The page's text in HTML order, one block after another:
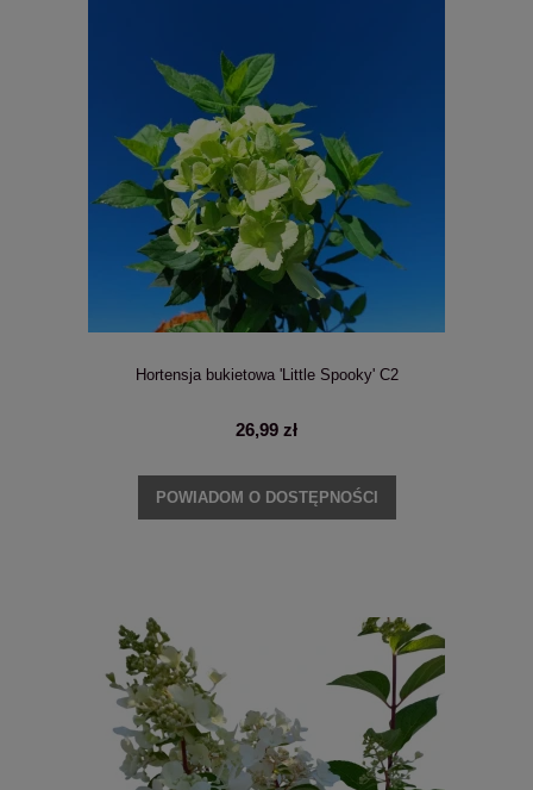
Hortensja bukietowa 'Little Spooky' C2
26,99 zł
POWIADOM O DOSTĘPNOŚCI